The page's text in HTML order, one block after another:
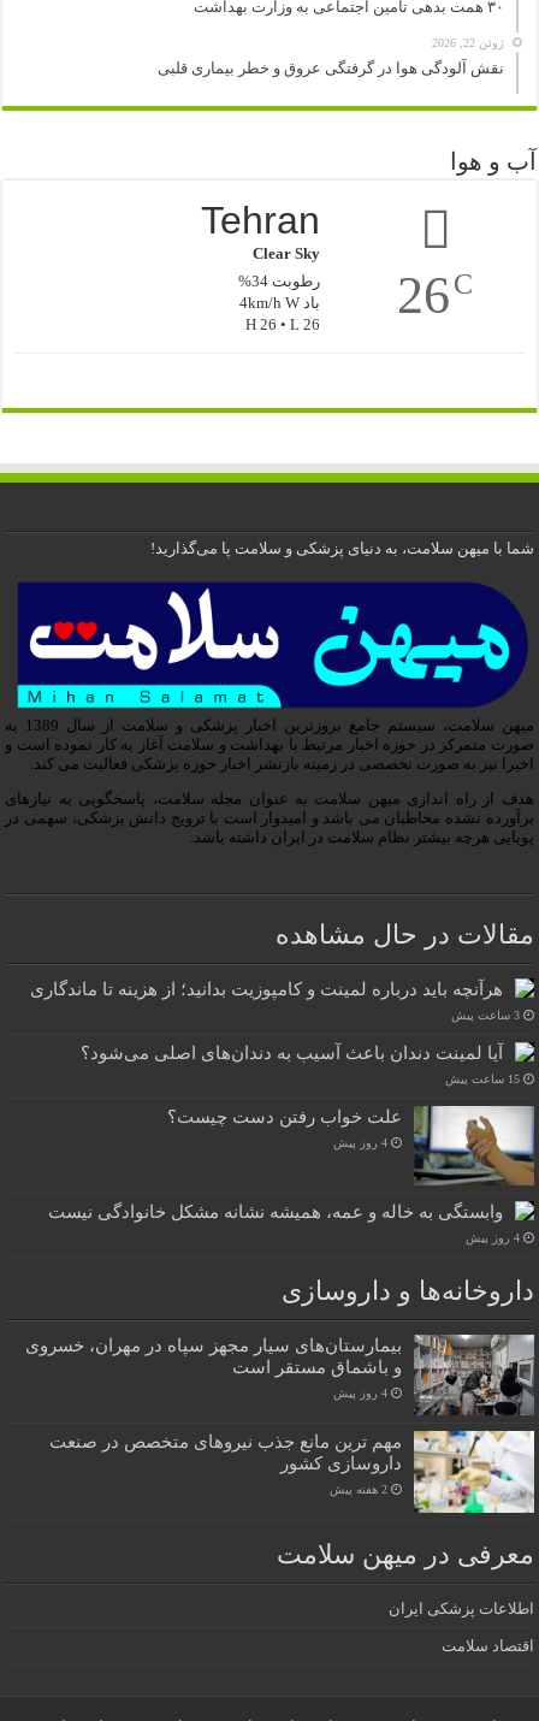
۳۰ همت بدهی تامین اجتماعی به وزارت بهداشت
ژوئن 22, 2026
نقش آلودگی هوا در گرفتگی عروق و خطر بیماری قلبی
آب و هوا
26C
Tehran
Clear Sky
رطوبت 34%
باد 4km/h W
H 26 • L 26
شما با میهن سلامت، به دنیای پزشکی و سلامت پا می‌گذارید!
میهن سلامت، سیستم جامع بروزترین اخبار پزشکی و سلامت از سال 1389 به
صورت متمرکز در حوزه اخبار مرتبط با بهداشت و سلامت آغاز به کار نموده است و
اخیرا نیز به صورت تخصصی در زمینه بازنشر اخبار حوزه پزشکی فعالیت می کند.
هدف از راه اندازی میهن سلامت به عنوان مجله سلامت، پاسخگویی به نیازهای
برآورده نشده مخاطبان می باشد و امیدوار است با ترویج دانش پزشکی، سهمی در
پویایی هرچه بیشتر نظام سلامت در ایران داشته باشد.
مقالات در حال مشاهده
هرآنچه باید درباره لمینت و کامپوزیت بدانید؛ از هزینه تا ماندگاری
3 ساعت پیش
آیا لمینت دندان باعث آسیب به دندان‌های اصلی می‌شود؟
15 ساعت پیش
علت خواب رفتن دست چیست؟
4 روز پیش
وابستگی به خاله و عمه، همیشه نشانه مشکل خانوادگی نیست
4 روز پیش
داروخانه‌ها و داروسازی
بیمارستان‌های سیار مجهز سپاه در مهران، خسروی
و باشماق مستقر است
4 روز پیش
مهم ترین مانع جذب نیروهای متخصص در صنعت
داروسازی کشور
2 هفته پیش
معرفی در میهن سلامت
اطلاعات پزشکی ایران
اقتصاد سلامت